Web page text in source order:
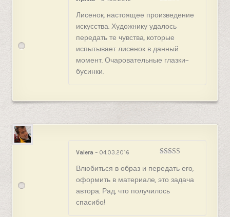
5
Лисенок, настоящее произведение
искусства. Художнику удалось
передать те чувства, которые
испытывает лисенок в данный
момент. Очаровательные глазки-
бусинки.
5
Valera – 04.03.2016
Влюбиться в образ и передать его,
оформить в материале, это задача
автора. Рад, что получилось
спасибо!